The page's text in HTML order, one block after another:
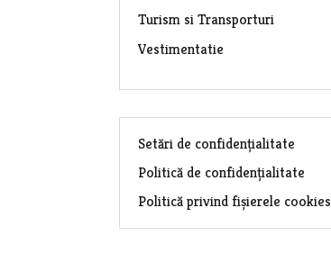
Turism si Transporturi
Vestimentatie
Setări de confidențialitate
Politică de confidențialitate
Politică privind fișierele cookies